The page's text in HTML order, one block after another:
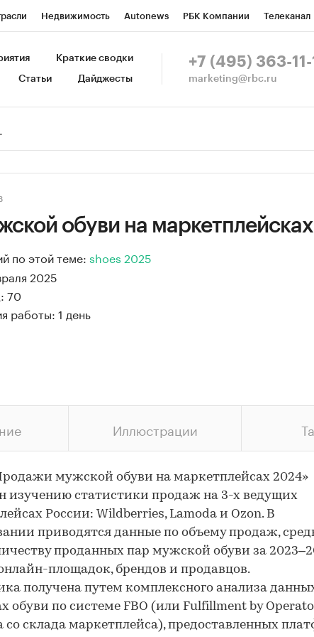
Недвижимость Autonews РБК Компании Телеканал
Спецпроекты СПб Конференции СПб Спецпроекты
Краткие сводки
Статьи Дайджесты
+7 (495) 363-11-
marketing@rbc.ru
обуви на
по этой теме:shoes 2025
2025
70
работы: 1 день
Иллюстрации
мужской обуви на маркетплейсах 2024»
изучению статистики продаж на 3-х ведущих
России: Wildberries, Lamoda и Ozon. В
приводятся данные по объему продаж,
проданных пар мужской обуви за
площадок, брендов и продавцов.
получена путем комплексного анализа
обуви по системе FBO (или Fulfillment by
со склада маркетплейса), предоставленных